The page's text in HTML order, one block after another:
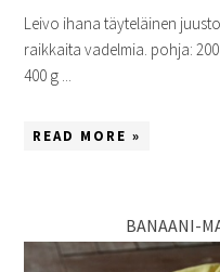
Leivo ihana täyteläinen
raikkaita vadelmia. pohja:
400 g ...
READ MORE »
BANAANI-